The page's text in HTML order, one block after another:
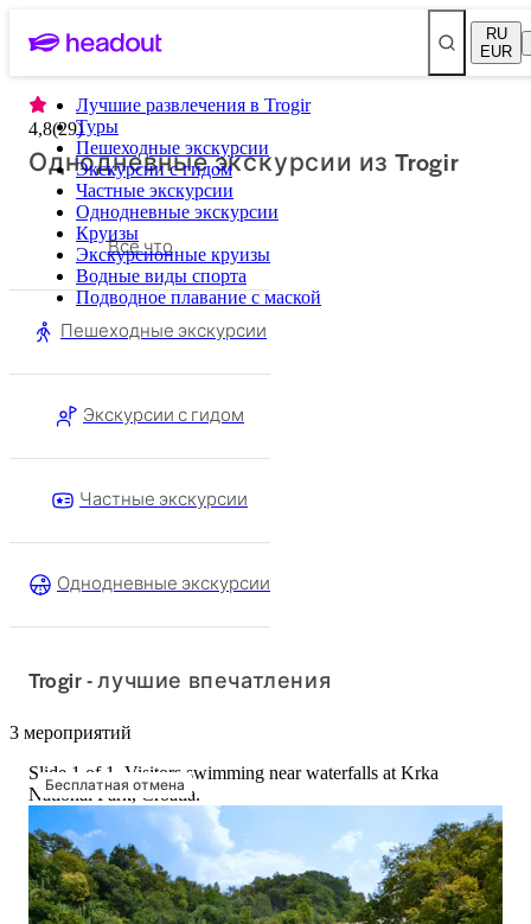
RU
EUR
Лучшие развлечения в Trogir
Туры
Пешеходные экскурсии
Экскурсии с гидом
Частные экскурсии
Однодневные экскурсии
Круизы
Экскурсионные круизы
Водные виды спорта
Подводное плавание с маской
4,8(29)
Однодневные экскурсии из Trogir
Все что
Пешеходные экскурсии
Экскурсии с гидом
Частные экскурсии
Однодневные экскурсии
Trogir - лучшие впечатления
3 мероприятий
Бесплатная отмена
Slide 1 of 1, Visitors swimming near waterfalls at Krka
National Park, Croatia.